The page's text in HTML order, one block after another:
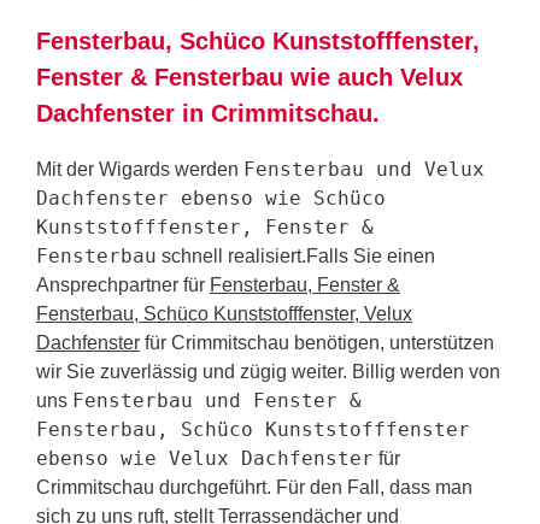
Fensterbau, Schüco Kunststofffenster,
Fenster & Fensterbau wie auch Velux
Dachfenster in Crimmitschau.
Mit der Wigards werden Fensterbau und Velux
Dachfenster ebenso wie Schüco
Kunststofffenster, Fenster &
Fensterbau schnell realisiert.Falls Sie einen
Ansprechpartner für Fensterbau, Fenster &
Fensterbau, Schüco Kunststofffenster, Velux
Dachfenster für Crimmitschau benötigen, unterstützen
wir Sie zuverlässig und zügig weiter. Billig werden von
uns Fensterbau und Fenster &
Fensterbau, Schüco Kunststofffenster
ebenso wie Velux Dachfenster für
Crimmitschau durchgeführt. Für den Fall, dass man
sich zu uns ruft, stellt Terrassendächer und